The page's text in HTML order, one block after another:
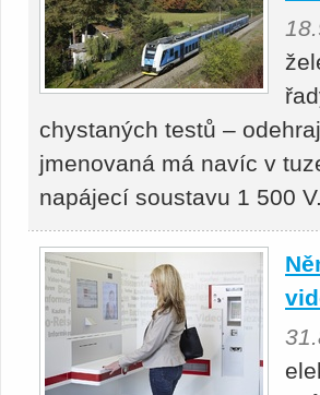
chystaných testů –
jmenovaná má navíc v
napájecí soustavu 1 500 V.